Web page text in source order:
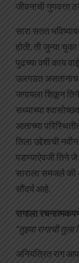
जीवनाची गुणवत्ता
सारा सतत
होती. ती जुन्या
पुढच्या वर्षी काय
उलगडत असतानाच
जगायला शिकून
सध्याच्या
आताच्या
तिला उद्देशाची
पडण्याऐवजी तिने
साराला समजले
सौंदर्य आहे.
रागाला
“तुझ्या रागाची तुला
अनियंत्रित राग